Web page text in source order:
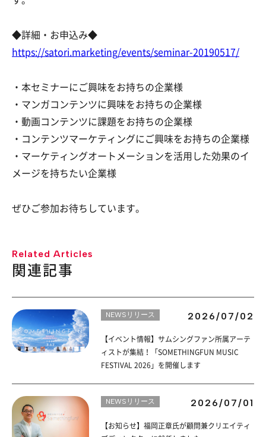
◆詳細・お申込み◆
https://satori.marketing/events/seminar-20190517/
・本セミナーにご興味をお持ちの企業様
・マンガコンテンツに興味をお持ちの企業様
・動画コンテンツに課題をお持ちの企業様
・コンテンツマーケティングにご興味をお持ちの企業様
・マーケティングオートメーションを活用した効果のイ
メージを持ちたい企業様
ぜひご参加お待ちしています。
Related Articles
関連記事
NEWSリリース 2026/07/02
【イベント情報】サムシングファン所属アーテ
ィストが集結！「SOMETHINGFUN MUSIC
FESTIVAL 2026」を開催します
NEWSリリース 2026/07/01
【お知らせ】福岡正章氏が顧問兼クリエイティ